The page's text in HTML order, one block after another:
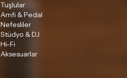
Tuşlular
Amfi & Pedal
Nefesliler
Stüdyo & DJ
Hi-Fi
Aksesuarlar